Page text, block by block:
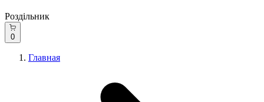
Роздільник
0
Главная